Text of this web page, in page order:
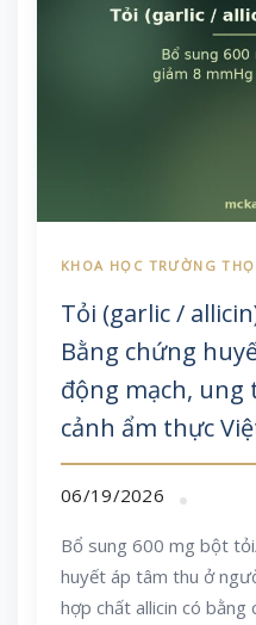
Tỏi (garlic /
Bằng chứng
động mạch, ung
cảnh ẩm thực
06/19/2026
Bổ sung 600 mg bột
huyết áp tâm thu ở
hợp chất allicin có